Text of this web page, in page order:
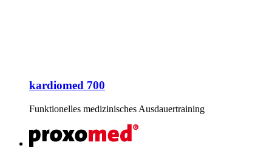
kardiomed 700
Funktionelles medizinisches Ausdauertraining